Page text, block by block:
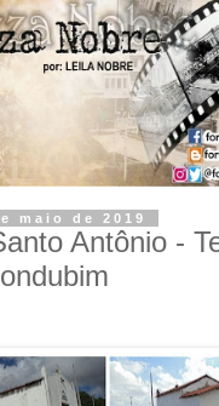
maio de 2019
Antônio -